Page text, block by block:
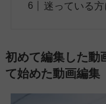
迷っている
初めて編集した動
て始めた動画編集